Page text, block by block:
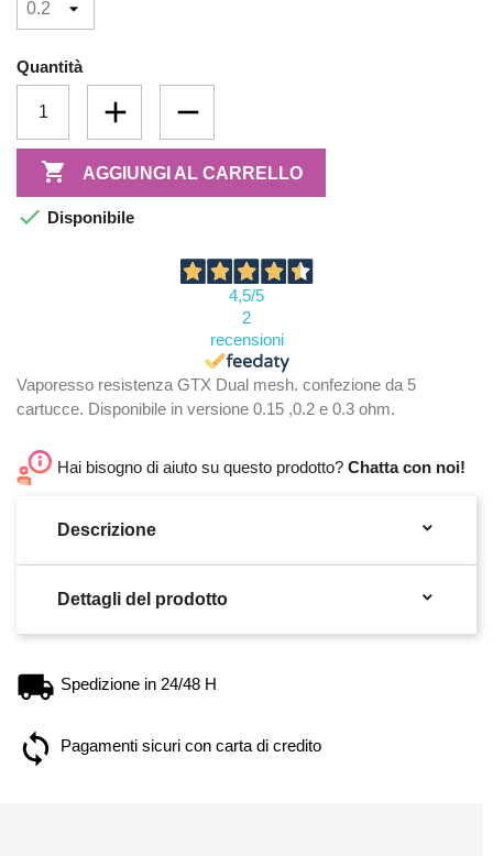
Quantità
 AGGIUNGI AL CARRELLO
 Disponibile
4,5/5
2
recensioni
Vaporesso resistenza GTX Dual mesh. confezione da 5
cartucce. Disponibile in versione 0.15 ,0.2 e 0.3 ohm.
Hai bisogno di aiuto su questo prodotto? Chatta con noi!
Descrizione 
Dettagli del prodotto 
Spedizione in 24/48 H
Pagamenti sicuri con carta di credito